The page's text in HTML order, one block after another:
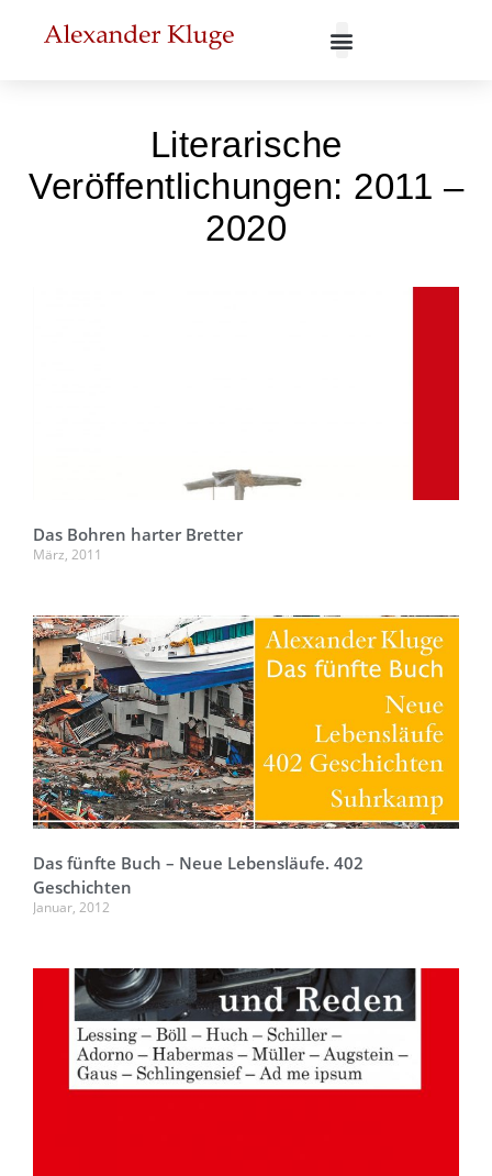
Literarische
Veröffentlichungen: 2011 –
2020
Das Bohren harter Bretter
März, 2011
Das fünfte Buch – Neue Lebensläufe. 402
Geschichten
Januar, 2012